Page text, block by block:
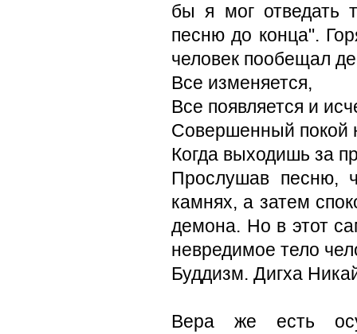
бы я мог отведать
песню до конца".
человек пообещал
Все изменяется,
Все появляется и
Совершенный покой
Когда выходишь за
Прослушав песню,
камнях, а затем
демона. Но в этот
невредимое тело
Буддизм. Дигха
Вера же есть